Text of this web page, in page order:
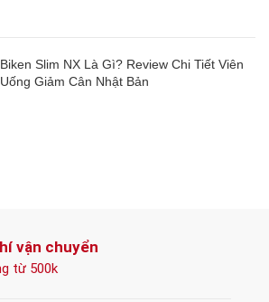
Biken Slim NX Là Gì? Review Chi Tiết Viên
Uống Giảm Cân Nhật Bản
vận chuyển
từ 500k